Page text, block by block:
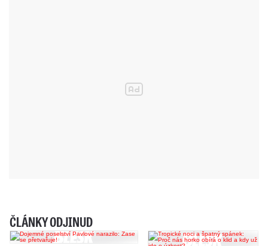
ČLÁNKY ODJINUD